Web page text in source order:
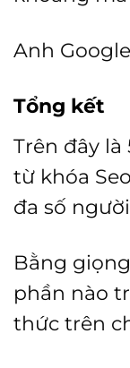
Anh
Tổng kết
Trên đây
từ khóa
đa số
Bằng
phần nào
thức trên